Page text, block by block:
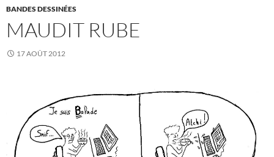
BANDES DESSINÉES
MAUDIT RUBE
17 AOÛT 2012